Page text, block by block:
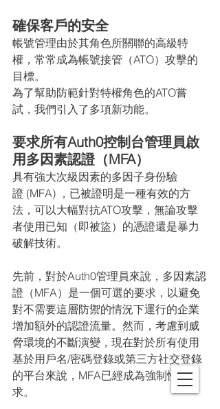
確保客戶的安全
帳號管理由於其角色所關聯的高級特
權，常常成為帳號接管（ATO）攻擊的
目標。
為了幫助防範針對特權角色的ATO嘗
試，我們引入了多項新功能。
要求所有Auth0控制台管理員啟
用多因素認證（MFA）
具有強大次級因素的多因子身份驗
證 (MFA) ，已被證明是一種有效的方
法，可以大幅對抗ATO攻擊，無論攻擊
者使用已知（即被盜）的憑證還是暴力
破解技術。
先前，對於Auth0管理員來說，多因素認
證（MFA）是一個可選的要求，以避免
對不需要這層防禦的情況下運行的企業
增加額外的認證流量。然而，考慮到威
脅環境的不斷演變，現在對於所有使用
基於用戶名/密碼登錄或第三方社交登錄
的平台來說，MFA已經成為強制性要
求。